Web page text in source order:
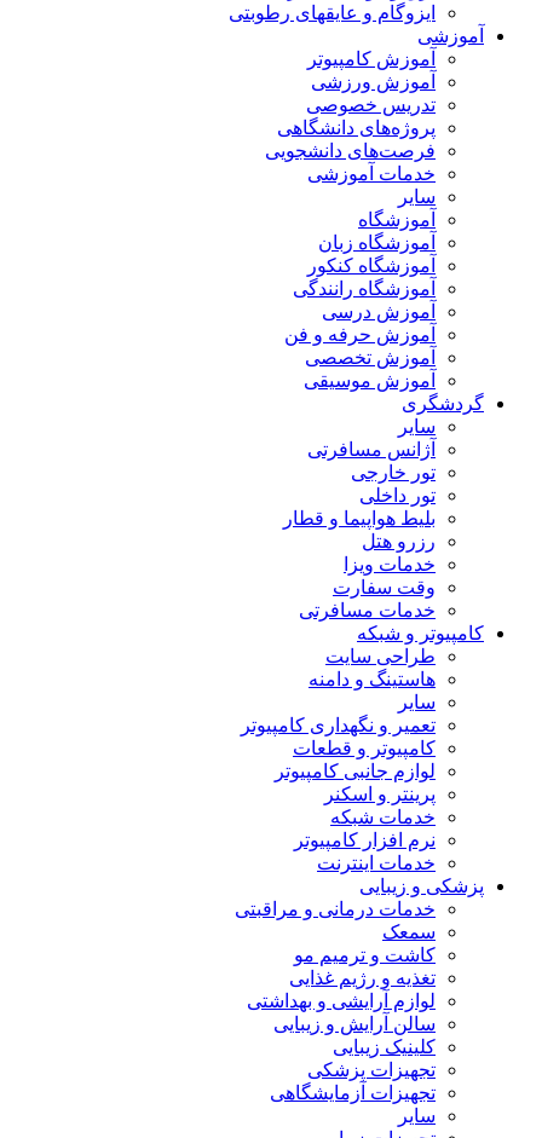
ایزوگام و عایقهای رطوبتی
آموزشی
آموزش کامپیوتر
آموزش ورزشی
تدریس خصوصی
پروژه‌های دانشگاهی
فرصت‌های دانشجویی
خدمات آموزشی
سایر
آموزشگاه
آموزشگاه زبان
آموزشگاه کنکور
آموزشگاه رانندگی
آموزش درسی
آموزش حرفه و فن
آموزش تخصصی
آموزش موسیقی
گردشگری
سایر
آژانس مسافرتی
تور خارجی
تور داخلی
بلیط هواپیما و قطار
رزرو هتل
خدمات ویزا
وقت سفارت
خدمات مسافرتی
کامپیوتر و شبکه
طراحی سایت
هاستینگ و دامنه
سایر
تعمیر و نگهداری کامپیوتر
کامپیوتر و قطعات
لوازم جانبی کامپیوتر
پرینتر و اسکنر
خدمات شبکه
نرم افزار کامپیوتر
خدمات اینترنت
پزشکی و زیبایی
خدمات درمانی و مراقبتی
سمعک
کاشت و ترمیم مو
تغذیه و رژیم غذایی
لوازم آرایشی و بهداشتی
سالن آرایش و زیبایی
کلینیک زیبایی
تجهیزات پزشکی
تجهیزات آزمایشگاهی
سایر